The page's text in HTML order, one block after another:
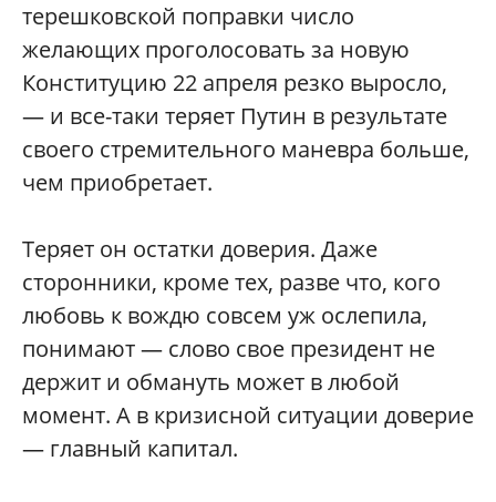
терешковской поправки число
желающих проголосовать за новую
Конституцию 22 апреля резко выросло,
— и все-таки теряет Путин в результате
своего стремительного маневра больше,
чем приобретает.
Теряет он остатки доверия. Даже
сторонники, кроме тех, разве что, кого
любовь к вождю совсем уж ослепила,
понимают — слово свое президент не
держит и обмануть может в любой
момент. А в кризисной ситуации доверие
— главный капитал.